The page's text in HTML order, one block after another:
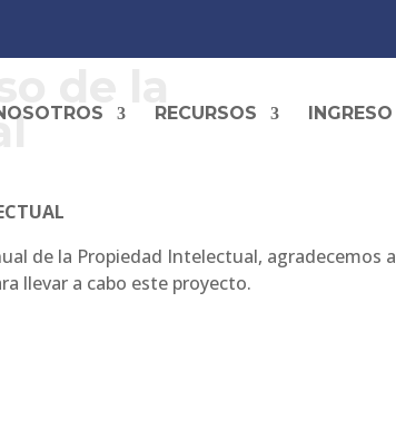
RECURSOS INGRESO
de la Propiedad Intelectual, agradecemos a
llevar a cabo este proyecto.